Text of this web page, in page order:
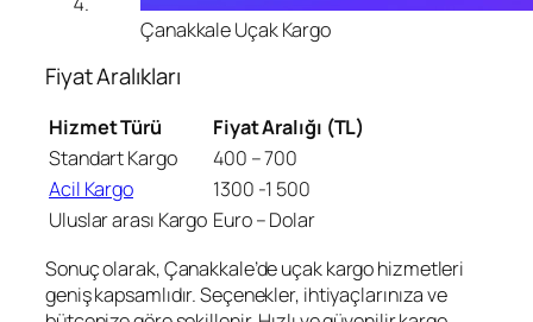
Çanakkale Uçak Kargo
Fiyat Aralıkları
Hizmet Türü
Fiyat Aralığı (TL)
Standart Kargo
400 – 700
Acil Kargo
1300 -1 500
Uluslar arası Kargo Euro – Dolar
Sonuç olarak, Çanakkale’de uçak kargo hizmetleri
geniş kapsamlıdır. Seçenekler, ihtiyaçlarınıza ve